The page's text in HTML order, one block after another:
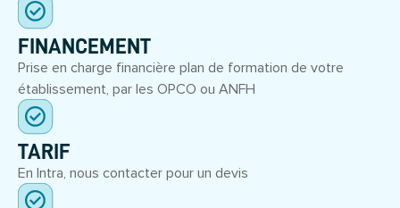
FINANCEMENT
Prise en charge financière plan de formation de votre
établissement, par les OPCO ou ANFH
TARIF
En Intra, nous contacter pour un devis